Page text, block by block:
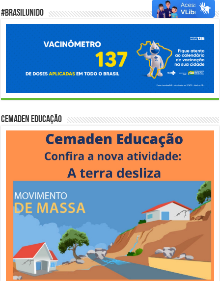
#BrasilUnido
Cemaden Educação